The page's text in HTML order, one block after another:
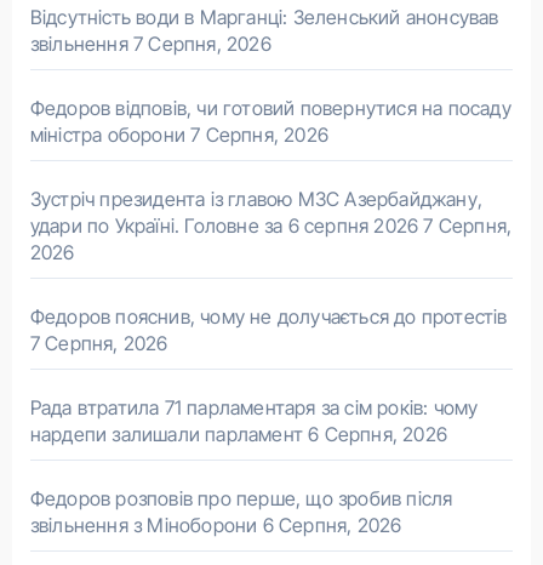
Відсутність води в Марганці: Зеленський анонсував
звільнення 7 Серпня, 2026
Федоров відповів, чи готовий повернутися на посаду
міністра оборони 7 Серпня, 2026
Зустріч президента із главою МЗС Азербайджану,
удари по Україні. Головне за 6 серпня 2026 7 Серпня,
2026
Федоров пояснив, чому не долучається до протестів
7 Серпня, 2026
Рада втратила 71 парламентаря за сім років: чому
нардепи залишали парламент 6 Серпня, 2026
Федоров розповів про перше, що зробив після
звільнення з Міноборони 6 Серпня, 2026